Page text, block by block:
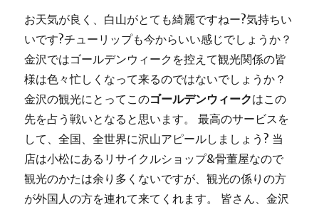
お天気が良く、白山がとても綺麗ですねー?気持ちい
いです?チューリップも今からいい感じでしょうか？
金沢ではゴールデンウィークを控えて観光関係の皆
様は色々忙しくなって来るのではないでしょうか？
金沢の観光にとってこのゴールデンウィークはこの
先を占う戦いとなると思います。 最高のサービスを
して、全国、全世界に沢山アピールしましょう? 当
店は小松にあるリサイクルショップ&骨董屋なので
観光のかたは余り多くないですが、観光の係りの方
が外国人の方を連れて来てくれます。 皆さん、金沢